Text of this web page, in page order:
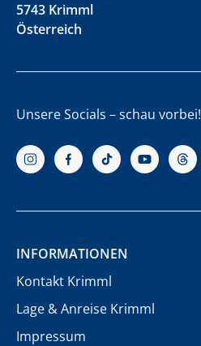
5743 Krimml
Österreich
Unsere Socials – schau vorbei!
INFORMATIONEN
Kontakt Krimml
Lage & Anreise Krimml
Impressum